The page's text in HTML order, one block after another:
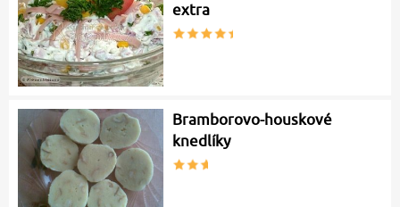
extra
Bramborovo-houskové
knedlíky